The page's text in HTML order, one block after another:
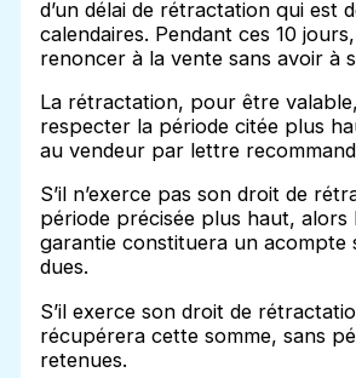
d’un délai de rétractation qui est
calendaires. Pendant ces 10
renoncer à la vente sans avoir à
La rétractation, pour être
respecter la période citée plus
au vendeur par lettre
S’il n’exerce pas son droit de
période précisée plus haut, alors
garantie constituera un acompte
dues.
S’il exerce son droit de
récupérera cette somme, sans
retenues.